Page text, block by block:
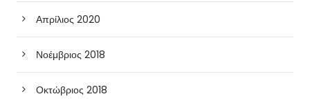
Απρίλιος 2020
Νοέμβριος 2018
Οκτώβριος 2018